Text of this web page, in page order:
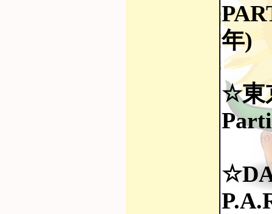
年)
☆東